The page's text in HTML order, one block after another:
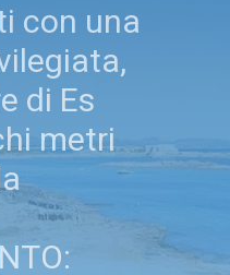
con una
di Es
metri